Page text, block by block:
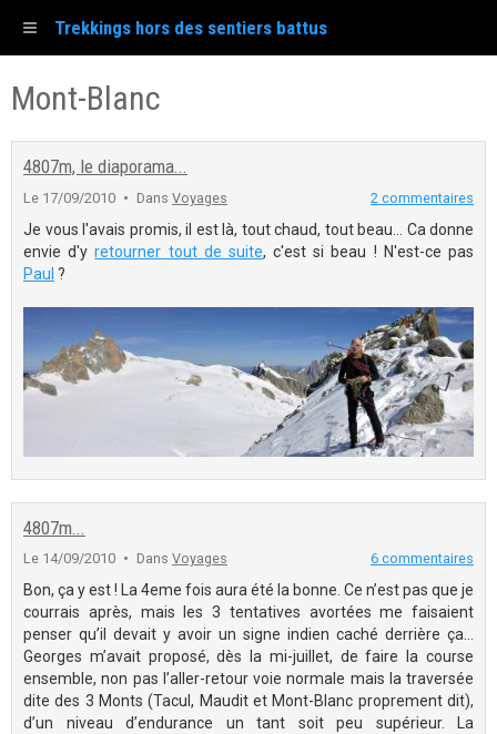
Trekkings hors des sentiers battus
Mont-Blanc
4807m, le diaporama...
Le 17/09/2010 Dans Voyages 2 commentaires
Je vous l'avais promis, il est là, tout chaud, tout beau... Ca donne
envie d'yretourner tout de suite, c'est si beau ! N'est-ce pas
Paul ?
4807m...
Le 14/09/2010 Dans Voyages 6 commentaires
Bon, ça y est ! La 4eme fois aura été la bonne. Ce n’est pas que je
courrais après, mais les 3 tentatives avortées me faisaient
penser qu’il devait y avoir un signe indien caché derrière ça…
Georges m’avait proposé, dès la mi-juillet, de faire la course
ensemble, non pas l’aller-retour voie normale mais la traversée
dite des 3 Monts (Tacul, Maudit et Mont-Blanc proprement dit),
d’un niveau d’endurance un tant soit peu supérieur. La